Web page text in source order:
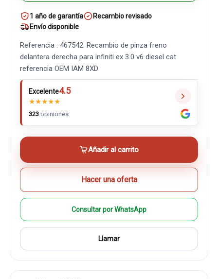
1 año de garantía
Recambio revisado
Envío disponible
Referencia : 467542. Recambio de pinza freno
delantera derecha para infiniti ex 3.0 v6 diesel cat
referencia OEM IAM 8XD
Excelente4.5
★★★★★
323 opiniones
Añadir al carrito
Hacer una oferta
Consultar por WhatsApp
Llamar